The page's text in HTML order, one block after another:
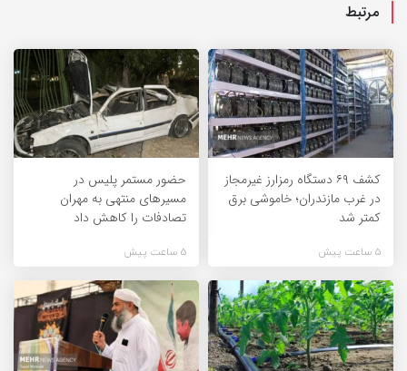
مرتبط
کشف ۶۹ دستگاه رمزارز غیرمجاز
در غرب مازندران؛ خاموشی برق
کمتر شد
5 ساعت پیش
حضور مستمر پلیس در
مسیرهای منتهی به مهران
تصادفات را کاهش داد
5 ساعت پیش